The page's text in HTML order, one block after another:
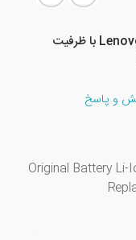
باتری اورجینال گوشی موبایل لنوو Lenovo S850 با ظرفیت
و پاسخ
Original Battery